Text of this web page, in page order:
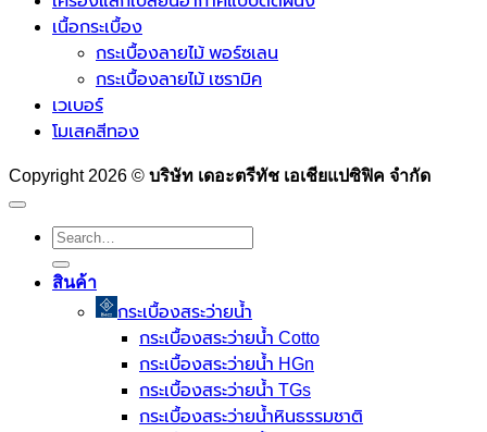
เนื้อกระเบื้อง
กระเบื้องลายไม้ พอร์ซเลน
กระเบื้องลายไม้ เซรามิค
เวเบอร์
โมเสคสีทอง
Copyright 2026 © บริษัท เดอะตรีทัช เอเชียแปซิฟิค จำกัด
Search
for:
สินค้า
กระเบื้องสระว่ายนํ้า
กระเบื้องสระว่ายน้ำ Cotto
กระเบื้องสระว่ายน้ำ HGn
กระเบื้องสระว่ายน้ำ TGs
กระเบื้องสระว่ายน้ำหินธรรมชาติ